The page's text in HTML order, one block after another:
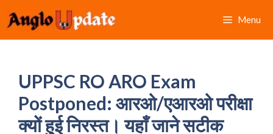
to
content
Menu
UPPSC RO ARO Exam
Postponed: आरओ/एआरओ परीक्षा
क्यों हुई निरस्त। यहाँ जाने सटीक